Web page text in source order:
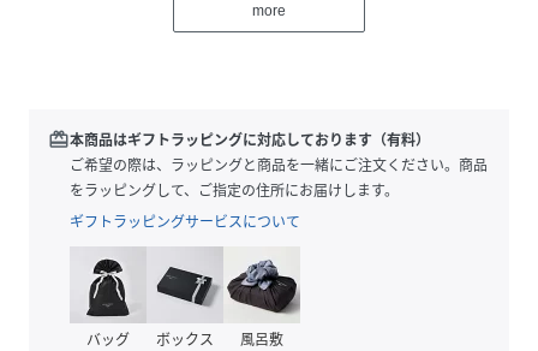
マルベリーツリーロゴの箔押しエンボス加工
中央にスリップポケット1つ
縦:7.5cm
横:10cm
more
redeem本商品はギフトラッピングに対応しております（有料）
ご希望の際は、ラッピングと商品を一緒にご注文ください。商品
をラッピングして、ご指定の住所にお届けします。
ギフトラッピングサービスについて
バッグ ボックス 風呂敷